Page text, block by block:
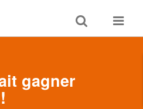
Toggle
search
Toggle
gagner